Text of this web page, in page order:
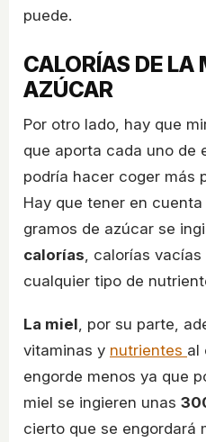
puede.
CALORÍAS DE LA
AZÚCAR
Por otro lado, hay que
que aporta cada uno de
podría hacer coger más
Hay que tener en
gramos de azúcar se
calorías, calorías
cualquier tipo de
La miel, por su parte,
vitaminas y nutrientes al
engorde menos ya que
miel se ingieren unas
cierto que se engordará